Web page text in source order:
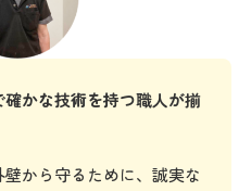
かな技術を持つ職人が揃
から守るために、誠実な